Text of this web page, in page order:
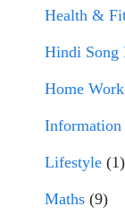
Health &
Hindi Song
Home Work
Information
Lifestyle (1)
Maths (9)